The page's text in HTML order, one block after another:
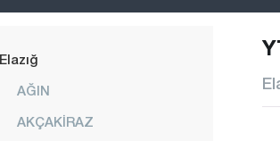
Elazığ
AĞIN
AKÇAKİRAZ